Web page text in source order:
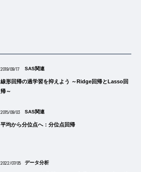
2019/09/17 SAS関連
線形回帰の過学習を抑えよう ～Ridge回帰とLasso回
帰～
2015/09/03 SAS関連
平均から分位点へ：分位点回帰
2022/07/05 データ分析